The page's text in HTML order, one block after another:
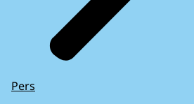
Pers